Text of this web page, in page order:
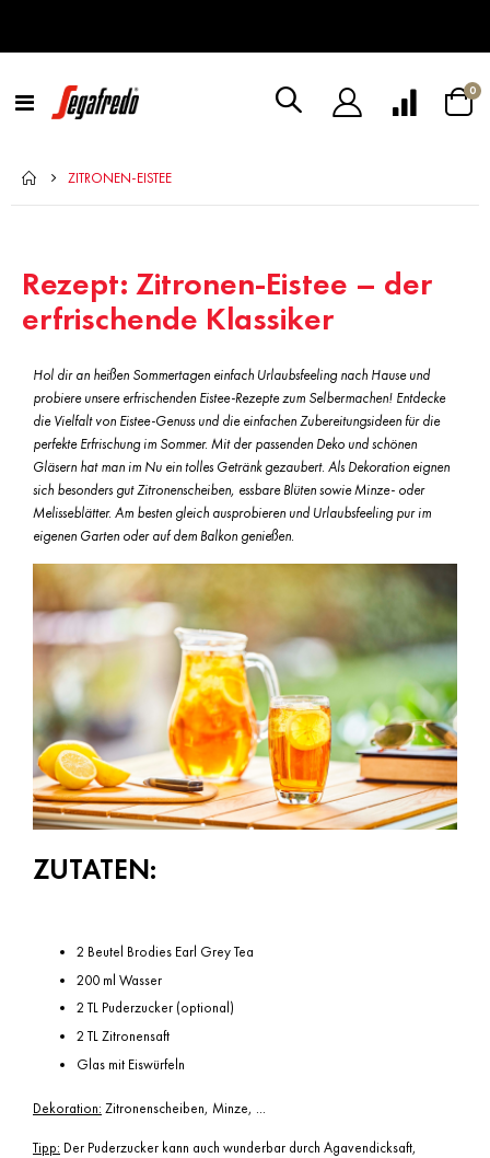
Navigation
umschalten
0
ZITRONEN-EISTEE
Rezept: Zitronen-Eistee – der
erfrischende Klassiker
Hol dir an heißen Sommertagen einfach Urlaubsfeeling nach Hause und
probiere unsere erfrischenden Eistee-Rezepte zum Selbermachen! Entdecke
die Vielfalt von Eistee-Genuss und die einfachen Zubereitungsideen für die
perfekte Erfrischung im Sommer. Mit der passenden Deko und schönen
Gläsern hat man im Nu ein tolles Getränk gezaubert. Als Dekoration eignen
sich besonders gut Zitronenscheiben, essbare Blüten sowie Minze- oder
Melisseblätter. Am besten gleich ausprobieren und Urlaubsfeeling pur im
eigenen Garten oder auf dem Balkon genießen.
ZUTATEN:
2 Beutel Brodies Earl Grey Tea
200 ml Wasser
2 TL Puderzucker (optional)
2 TL Zitronensaft
Glas mit Eiswürfeln
Dekoration: Zitronenscheiben, Minze, ...
Tipp: Der Puderzucker kann auch wunderbar durch Agavendicksaft,